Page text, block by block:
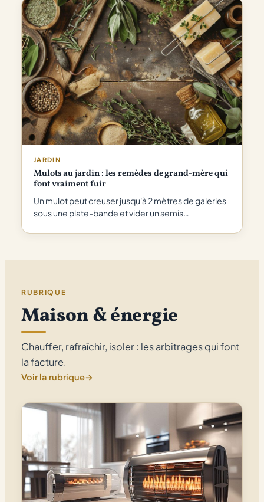
JARDIN
Mulots au jardin : les remèdes de grand-mère qui
font vraiment fuir
Un mulot peut creuser jusqu'à 2 mètres de galeries
sous une plate-bande et vider un semis…
RUBRIQUE
Maison & énergie
Chauffer, rafraîchir, isoler : les arbitrages qui font
la facture.
Voir la rubrique→